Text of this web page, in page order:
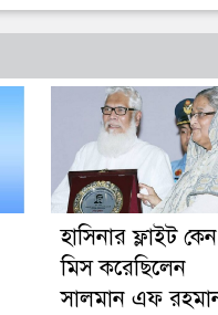
হাসিনার ফ্লাইট কেন
মিস করেছিলেন
সালমান এফ